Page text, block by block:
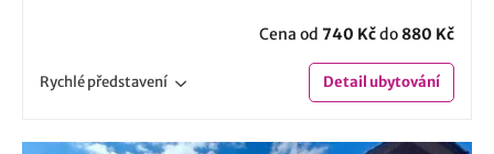
Cena od 740 Kčdo 880 Kč
Rychlépředstavení Detailubytování